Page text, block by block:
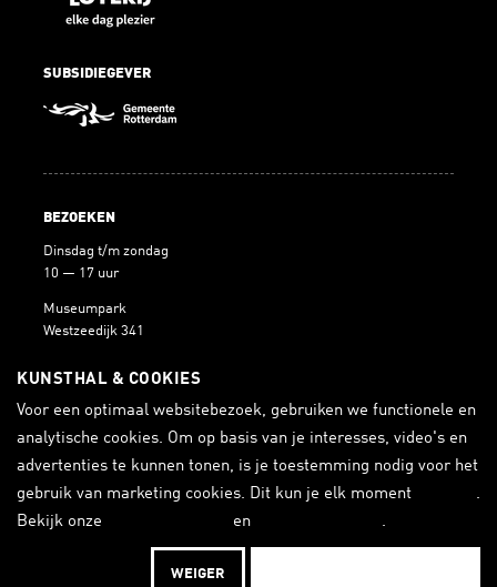
SUBSIDIEGEVER
BEZOEKEN
Dinsdag t/m zondag
10 — 17 uur
Museumpark
Westzeedijk 341
BLIJF OP DE HOOGTE
ONTVANG DE NIEUWSBRIEF
KUNSTHAL & COOKIES
Voor een optimaal websitebezoek, gebruiken we functionele en
analytische cookies. Om op basis van je interesses, video's en
advertenties te kunnen tonen, is je toestemming nodig voor het
gebruik van marketing cookies. Dit kun je elk moment
.
Bekijk onze
en .
WEIGER